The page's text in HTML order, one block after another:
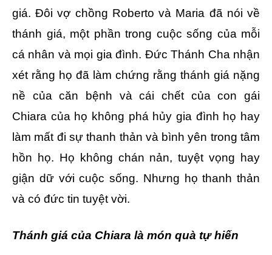
giá. Đôi vợ chồng Roberto và Maria đã nói về
thánh giá, một phần trong cuộc sống của mỗi
cá nhân và mọi gia đình. Đức Thánh Cha nhận
xét rằng họ đã làm chứng rằng thánh giá nặng
nề của căn bệnh và cái chết của con gái
Chiara của họ không phá hủy gia đình họ hay
làm mất đi sự thanh thản và bình yên trong tâm
hồn họ. Họ không chán nản, tuyệt vọng hay
giận dữ với cuộc sống. Nhưng họ thanh thản
và có đức tin tuyệt vời.
Thánh giá của Chiara là món quà tự hiến